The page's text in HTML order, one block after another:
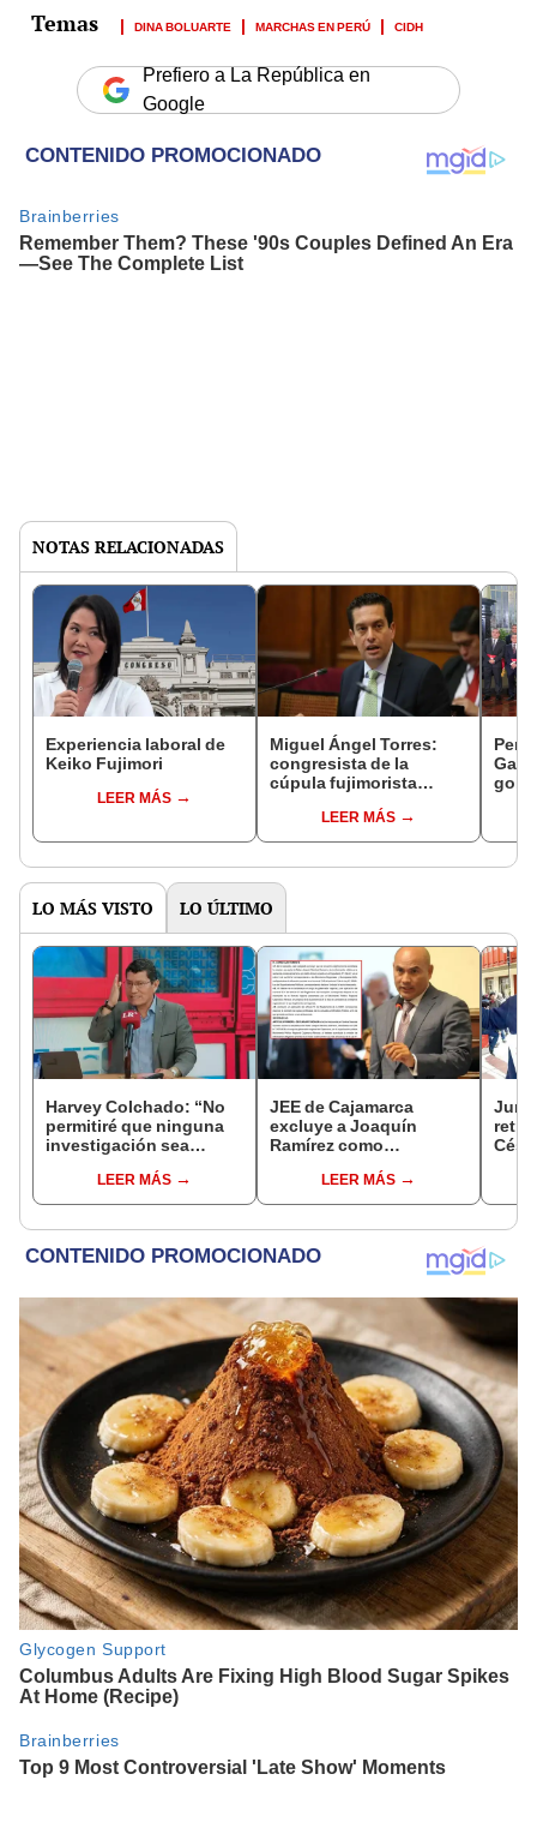
DINA BOLUARTE MARCHAS EN PERÚ CIDH
Prefiero a La República en
Google
NOTAS RELACIONADAS
Experiencia laboral de
Keiko Fujimori
LEER MÁS
Miguel Ángel Torres:
congresista de la
cúpula fujimorista
del SenadoLEER MÁS
LO MÁS VISTO LO ÚLTIMO
Harvey Colchado: “No
permitiré que ninguna
investigación sea
política”LEER MÁS
JEE de Cajamarca
excluye a Joaquín
Ramírez como
regional por ocultar
sentencia
LEER MÁS